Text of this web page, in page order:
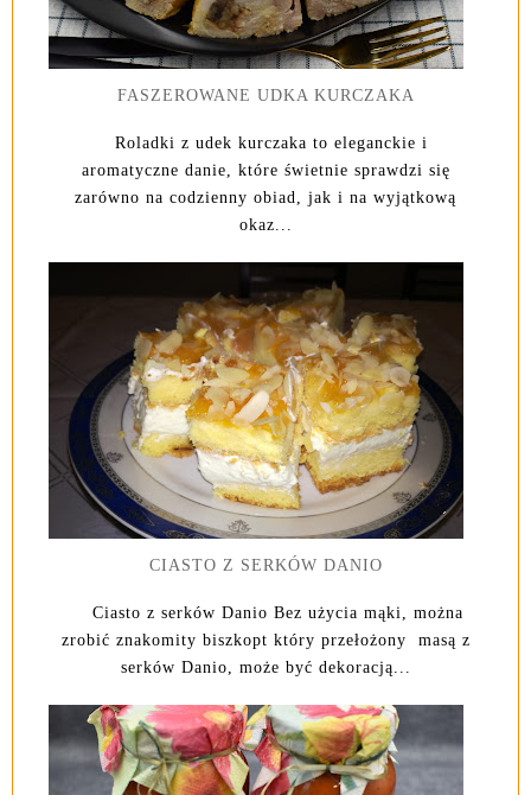
FASZEROWANE UDKA KURCZAKA
Roladki z udek kurczaka to eleganckie i
aromatyczne danie, które świetnie sprawdzi się
zarówno na codzienny obiad, jak i na wyjątkową
okaz...
CIASTO Z SERKÓW DANIO
Ciasto z serków Danio Bez użycia mąki, można
zrobić znakomity biszkopt który przełożony masą z
serków Danio, może być dekoracją...